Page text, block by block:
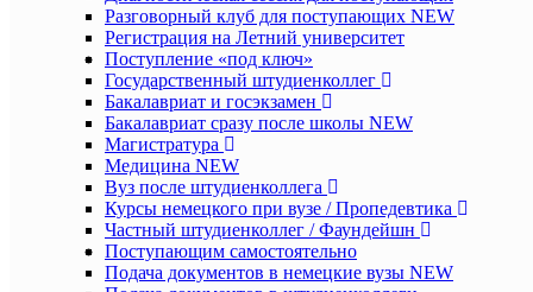
Разговорный клуб для поступающих NEW
Регистрация на Летний университет
Поступление «под ключ»
Государственный штудиенколлег
Бакалавриат и госэкзамен
Бакалавриат сразу после школы NEW
Магистратура
Медицина NEW
Вуз после штудиенколлега
Курсы немецкого при вузе / Пропедевтика
Частный штудиенколлег / Фаундейшн
Поступающим самостоятельно
Подача документов в немецкие вузы NEW